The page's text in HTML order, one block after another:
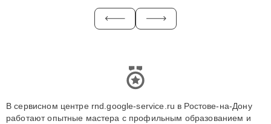
В сервисном центре rnd.google-service.ru в Ростове-на-Дону
работают опытные мастера с профильным образованием и